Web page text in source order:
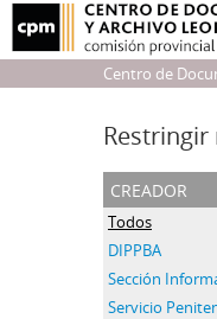
Centro de
creador
Todos
DIPPBA
Servicio